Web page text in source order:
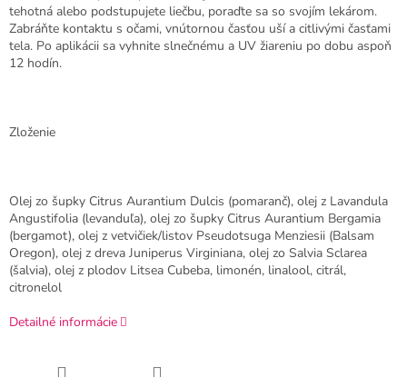
tehotná alebo podstupujete liečbu, poraďte sa so svojím lekárom.
Zabráňte kontaktu s očami, vnútornou časťou uší a citlivými časťami
tela. Po aplikácii sa vyhnite slnečnému a UV žiareniu po dobu aspoň
12 hodín.
Zloženie
Olej zo šupky Citrus Aurantium Dulcis (pomaranč), olej z Lavandula
Angustifolia (levanduľa), olej zo šupky Citrus Aurantium Bergamia
(bergamot), olej z vetvičiek/listov Pseudotsuga Menziesii (Balsam
Oregon), olej z dreva Juniperus Virginiana, olej zo Salvia Sclarea
(šalvia), olej z plodov Litsea Cubeba, limonén, linalool, citrál,
citronelol
Detailné informácie